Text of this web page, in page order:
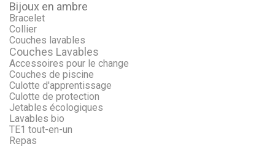
Bijoux en ambre
Bracelet
Collier
Couches lavables
Couches Lavables
Accessoires pour le change
Couches de piscine
Culotte d'apprentissage
Culotte de protection
Jetables écologiques
Lavables bio
TE1 tout-en-un
Repas